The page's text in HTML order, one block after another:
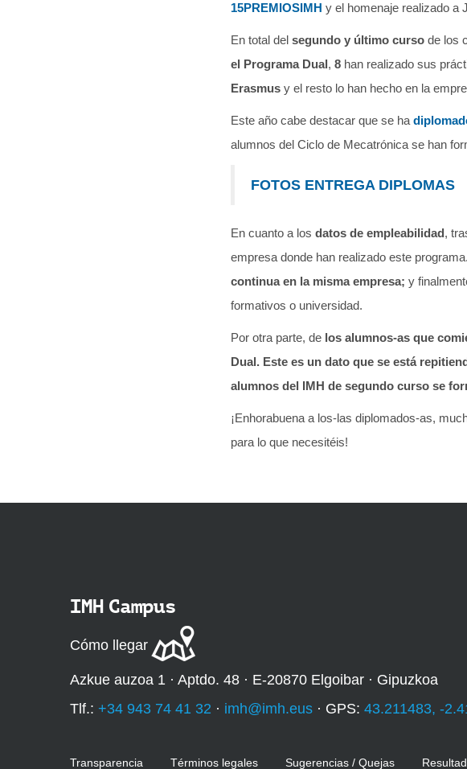
15PREMIOSIMH y el homenaje realizado a
En total del segundo y último curso de los
el Programa Dual, 8 han realizado sus
Erasmus y el resto lo han hecho en la
Este año cabe destacar que se ha
alumnos del Ciclo de Mecatrónica se han
FOTOS ENTREGA DIPLOMAS
En cuanto a los datos de empleabilidad,
empresa donde han realizado este
continua en la misma empresa; y
formativos o universidad.
Por otra parte, de los alumnos-as que
Dual. Este es un dato que se está
alumnos del IMH de segundo curso se
¡Enhorabuena a los-las diplomados-as,
para lo que necesitéis!
IMH Campus
Cómo llegar
Azkue auzoa 1 · Aptdo. 48 · E-20870 Elgoibar · Gipuzkoa
Tlf.: +34 943 74 41 32 · imh@imh.eus · GPS: 43.211483, -
Transparencia Términos legales Sugerencias / Quejas